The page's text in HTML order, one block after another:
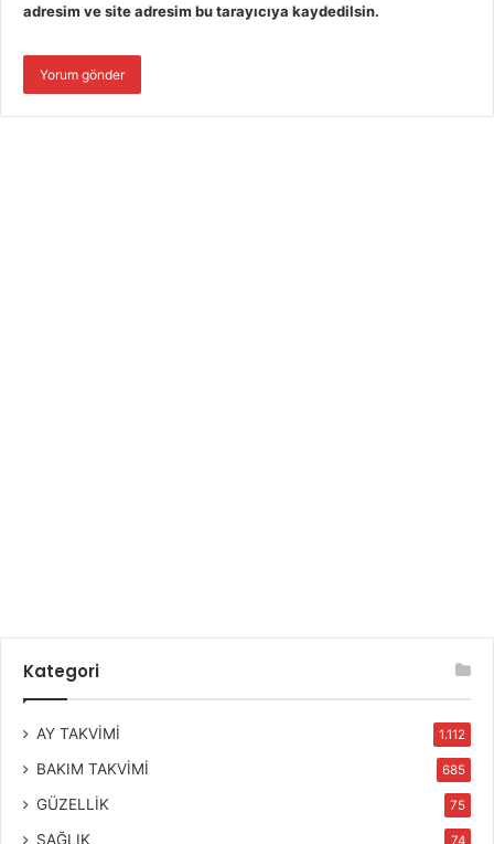
adresim ve site adresim bu tarayıcıya kaydedilsin.
Kategori
AY TAKVİMİ 1.112
BAKIM TAKVİMİ 685
GÜZELLİK 75
SAĞLIK 74